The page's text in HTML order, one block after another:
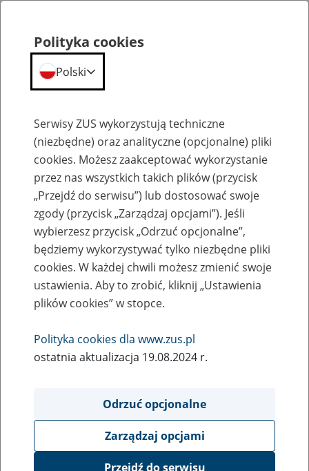
Komunikaty
Niedostępność portalu PUE oraz usług
programu Płatnik
28
czerwca
2016
Szanowni Państwo,
z przyczyn natury technicznej, związanych z
koniecznością wykonania prac konserwacyjnych w
dniu 28 czerwca 2016 od godziny 22:00 do dnia 29
Polityka cookies
Polski
Serwisy ZUS wykorzystują techniczne
(niezbędne) oraz analityczne (opcjonalne) pliki
cookies. Możesz zaakceptować wykorzystanie
przez nas wszystkich takich plików (przycisk
„Przejdź do serwisu”) lub dostosować swoje
zgody (przycisk „Zarządzaj opcjami”). Jeśli
wybierzesz przycisk „Odrzuć opcjonalne”,
będziemy wykorzystywać tylko niezbędne pliki
cookies. W każdej chwili możesz zmienić swoje
ustawienia. Aby to zrobić, kliknij „Ustawienia
plików cookies” w stopce.
Polityka cookies dla www.zus.pl
ostatnia aktualizacja 19.08.2024 r.
Odrzuć opcjonalne
Zarządzaj opcjami
Przejdź do serwisu